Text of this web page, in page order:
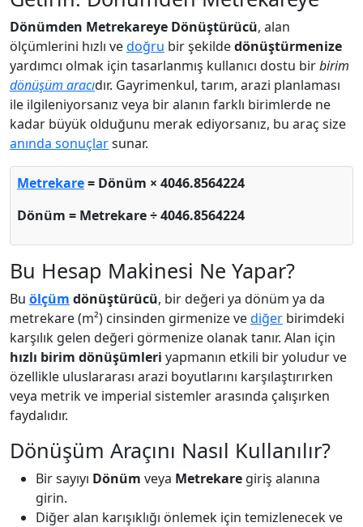
Dönümden Metrekareye Dönüştürücü, alan
ölçümlerini hızlı vedoğru bir şekildedönüştürmenize
yardımcı olmak için tasarlanmış kullanıcı dostu birbirim
dönüşüm aracıdır. Gayrimenkul, tarım, arazi planlaması
ile ilgileniyorsanız veya bir alanın farklı birimlerde ne
kadar büyük olduğunu merak ediyorsanız, bu araç size
anında sonuçlarsunar.
Metrekare= Dönüm × 4046.8564224
Dönüm = Metrekare ÷ 4046.8564224
Bu Hesap Makinesi Ne Yapar?
Bu ölçüm dönüştürücü, bir değeri ya dönüm ya da
metrekare (m²) cinsinden girmenize vediğer birimdeki
karşılık gelen değeri görmenize olanak tanır. Alan için
hızlı birim dönüşümleri yapmanın etkili bir yoludur ve
özellikle uluslararası arazi boyutlarını karşılaştırırken
veya metrik ve imperial sistemler arasında çalışırken
faydalıdır.
Dönüşüm Araçını Nasıl Kullanılır?
Bir sayıyı Dönüm veya Metrekare giriş alanına
girin.
Diğer alan karışıklığı önlemek için temizlenecek ve